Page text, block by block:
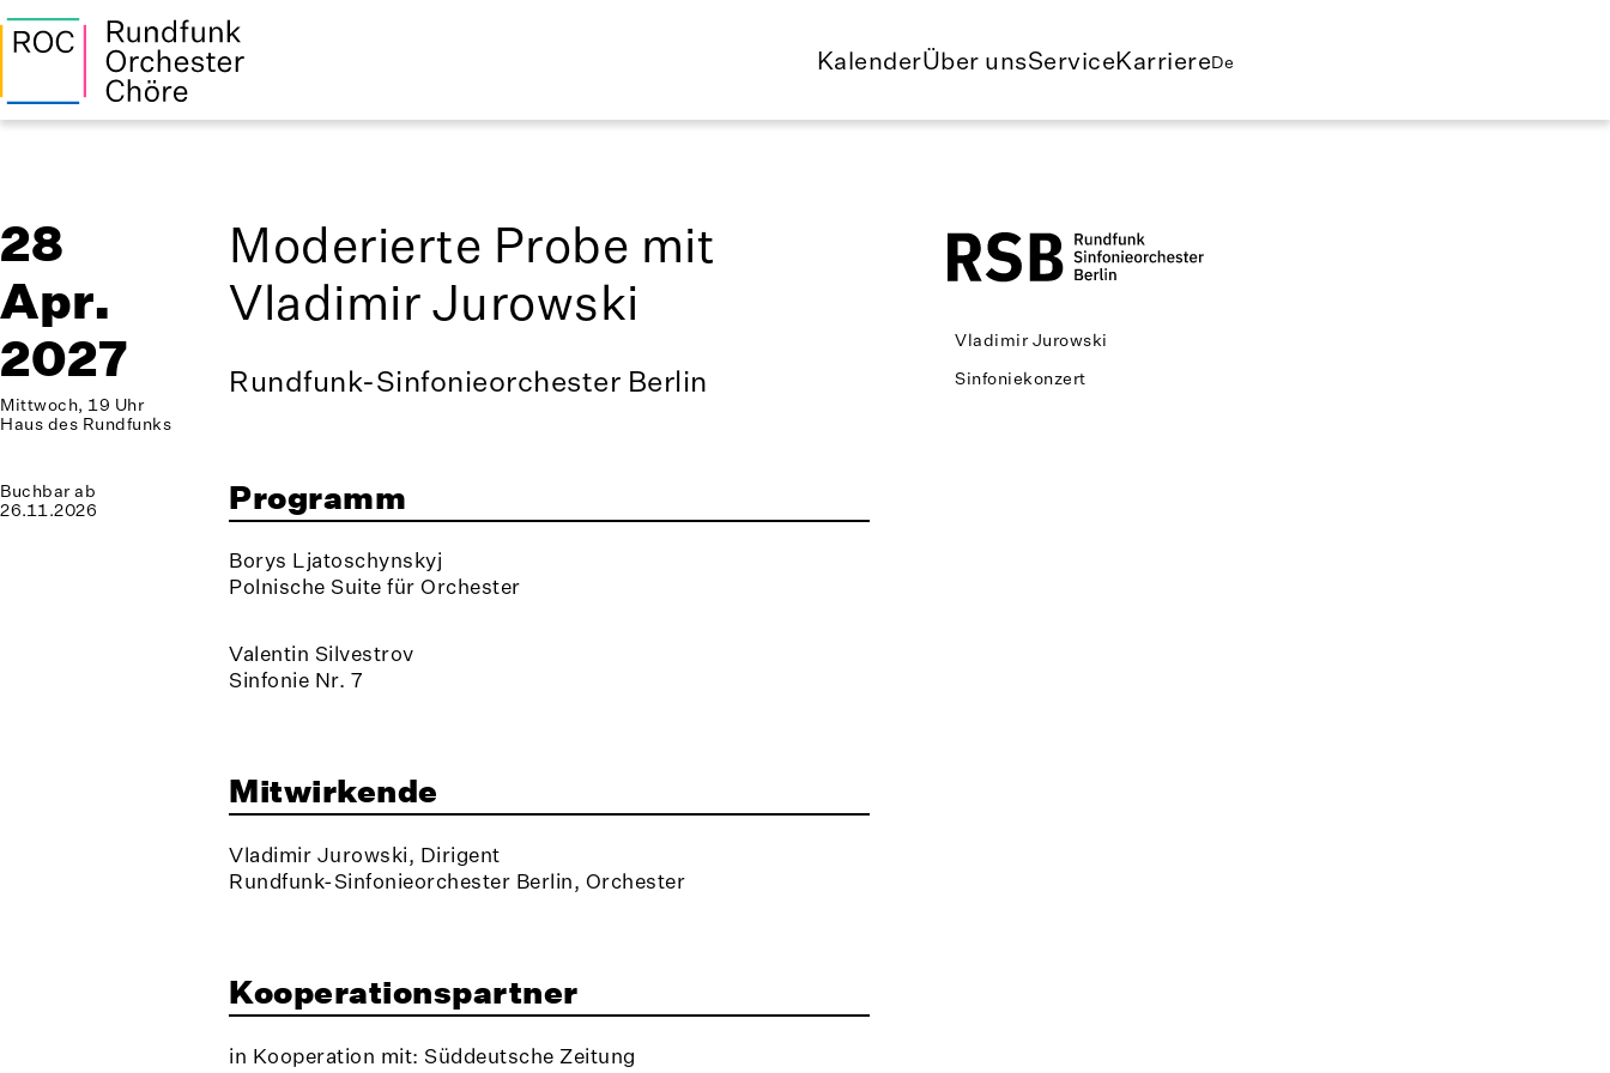
KalenderÜber unsServiceKarriereDe
28
Apr.
2027
Mittwoch, 19 Uhr
Haus des Rundfunks
Buchbar ab
26.11.2026
Vladimir Jurowski
Sinfoniekonzert
Moderierte Probe mit
Vladimir Jurowski
Rundfunk-Sinfonieorchester Berlin
Programm
Borys Ljatoschynskyj
Polnische Suite für Orchester
Valentin Silvestrov
Sinfonie Nr. 7
Mitwirkende
Vladimir Jurowski, Dirigent
Rundfunk-Sinfonieorchester Berlin, Orchester
Kooperationspartner
in Kooperation mit: Süddeutsche Zeitung